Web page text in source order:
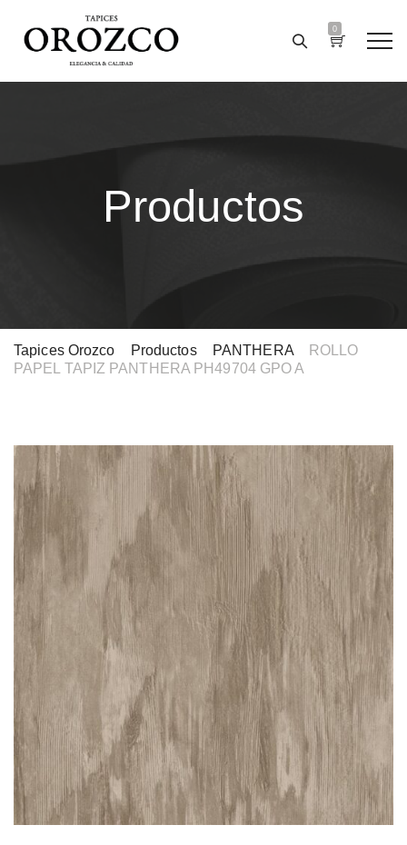
0
Productos
Tapices Orozco Productos> PANTHERA>
ROLLO
PAPEL TAPIZ PANTHERA PH49704 GPO A